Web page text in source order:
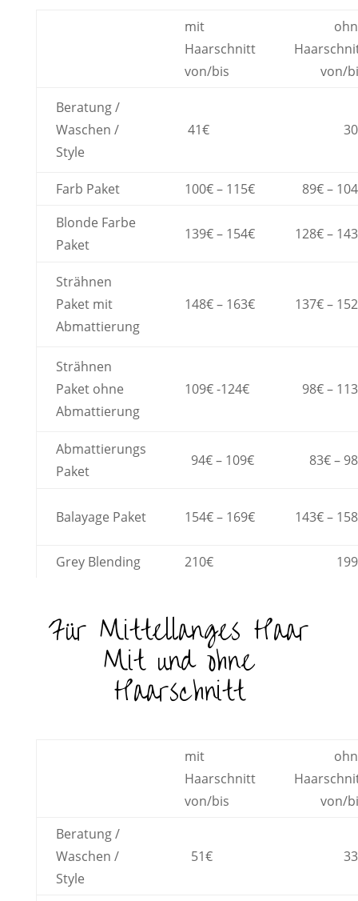
mit
Haarschnitt
von/bis
von/
Beratung /
Waschen /
Style
41€
Farb Paket 100€ – 115€
89€ –
Blonde Farbe
Paket
139€ – 154€ 128€ –
Strähnen
Paket mit
Abmattierung
148€ – 163€ 137€ –
Strähnen
Paket ohne
Abmattierung
109€ -124€ 98€ –
Abmattierungs
Paket
94€ – 109€ 83€ –
Balayage Paket 154€ – 169€ 143€ –
Grey Blending 210€
Für Mittellanges Haar
Mit und ohne
Haarschnitt
mit
Haarschnitt
von/bis
von/
Beratung /
Waschen /
Style
51€